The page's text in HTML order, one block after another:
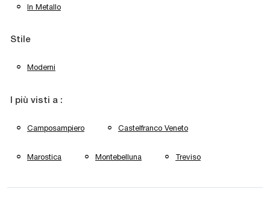
In Metallo
Stile
Moderni
I più visti a :
Camposampiero Castelfranco Veneto
Marostica Montebelluna Treviso